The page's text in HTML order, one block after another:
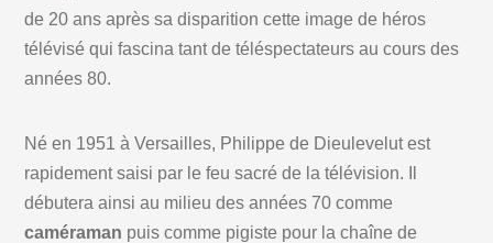
de 20 ans après sa disparition cette image de héros
télévisé qui fascina tant de téléspectateurs au cours des
années 80.
Né en 1951 à Versailles, Philippe de Dieulevelut est
rapidement saisi par le feu sacré de la télévision. Il
débutera ainsi au milieu des années 70 comme
caméraman puis comme pigiste pour la chaîne de